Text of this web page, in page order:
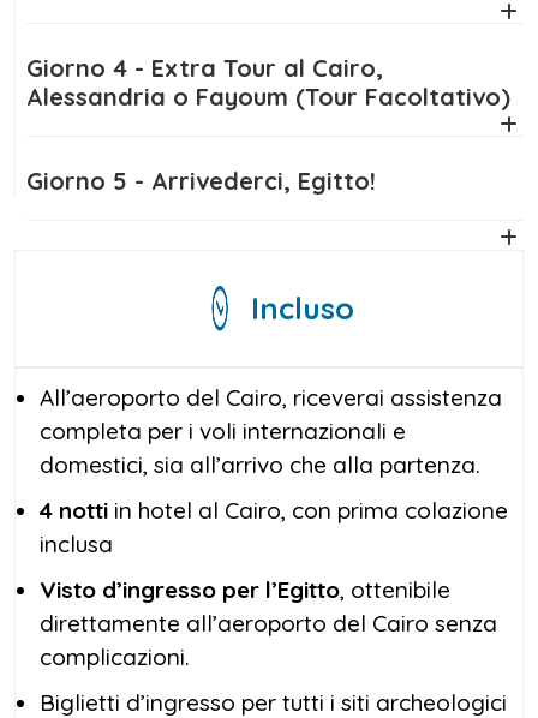
Giorno 4 - Extra Tour al Cairo,
Alessandria o Fayoum (Tour Facoltativo)
Giorno 5 - Arrivederci, Egitto!
Incluso
All’aeroporto del Cairo, riceverai assistenza
completa per i voli internazionali e
domestici, sia all’arrivo che alla partenza.
4 notti in hotel al Cairo, con prima colazione
inclusa
Visto d’ingresso per l’Egitto, ottenibile
direttamente all’aeroporto del Cairo senza
complicazioni.
Biglietti d’ingresso per tutti i siti archeologici